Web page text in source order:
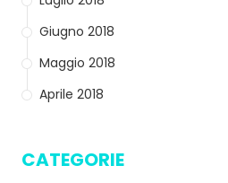
Giugno 2018
Maggio 2018
Aprile 2018
CATEGORIE